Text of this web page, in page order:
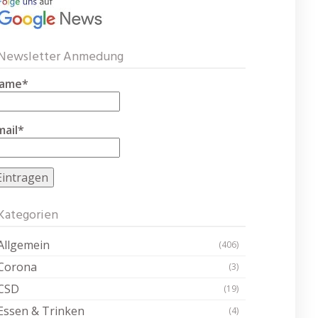
Anmedung
(406)
(3)
(19)
& Trinken (4)